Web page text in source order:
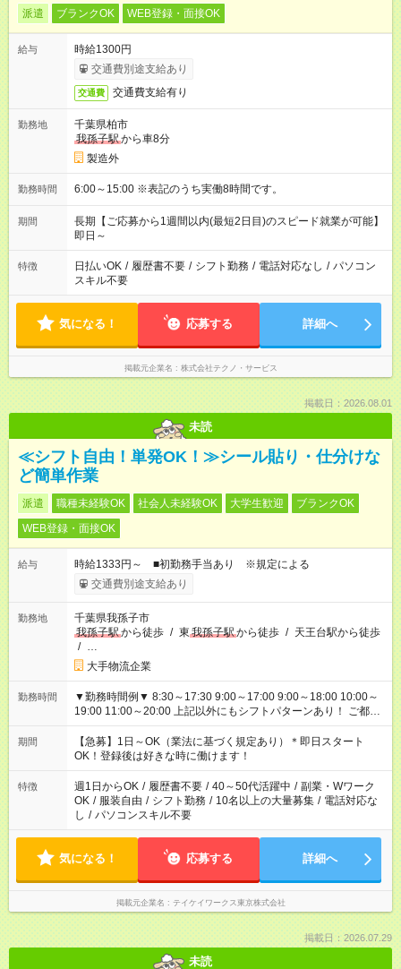
派遣 ブランクOK WEB登録・面接OK
給与
時給1300円
交通費別途支給あり
交通費 交通費支給有り
勤務地
千葉県柏市
我孫子駅から車8分
製造外
勤務時間 6:00～15:00 ※表記のうち実働8時間です。
期間
長期【ご応募から1週間以内(最短2日目)のスピード就業が可能】
即日～
特徴 日払いOK / 履歴書不要 / シフト勤務 / 電話対応なし / パソコン
スキル不要
気になる！ 応募する 詳細へ
掲載元企業名 株式会社テクノ・サービス
掲載日：2026.08.01
未読
≪シフト自由！単発OK！≫シール貼り・仕分けな
ど簡単作業
派遣 職種未経験OK 社会人未経験OK 大学生歓迎
ブランクOK
WEB登録・面接OK
給与
時給1333円～ ■初勤務手当あり ※規定による
交通費別途支給あり
勤務地
千葉県我孫子市
我孫子駅から徒歩 / 東 我孫子駅から徒歩 / 天王台駅から徒歩
/ …
大手物流企業
勤務時間
▼勤務時間例▼ 8:30～17:30 9:00～17:00 9:00～18:00 10:00～
19:00 11:00～20:00 上記以外にもシフトパターンあり！ ご都合
に合わせてお仕事をご案内します＾＾
期間
【急募】1日～OK（業法に基づく規定あり）＊即日スタート
OK！登録後は好きな時に働けます！
特徴 週1日からOK / 履歴書不要 / 40～50代活躍中 / 副業・Wワーク
OK / 服装自由 / シフト勤務 / 10名以上の大量募集 / 電話対応な
し / パソコンスキル不要
気になる！ 応募する 詳細へ
掲載元企業名 テイケイワークス東京株式会社
掲載日：2026.07.29
未読